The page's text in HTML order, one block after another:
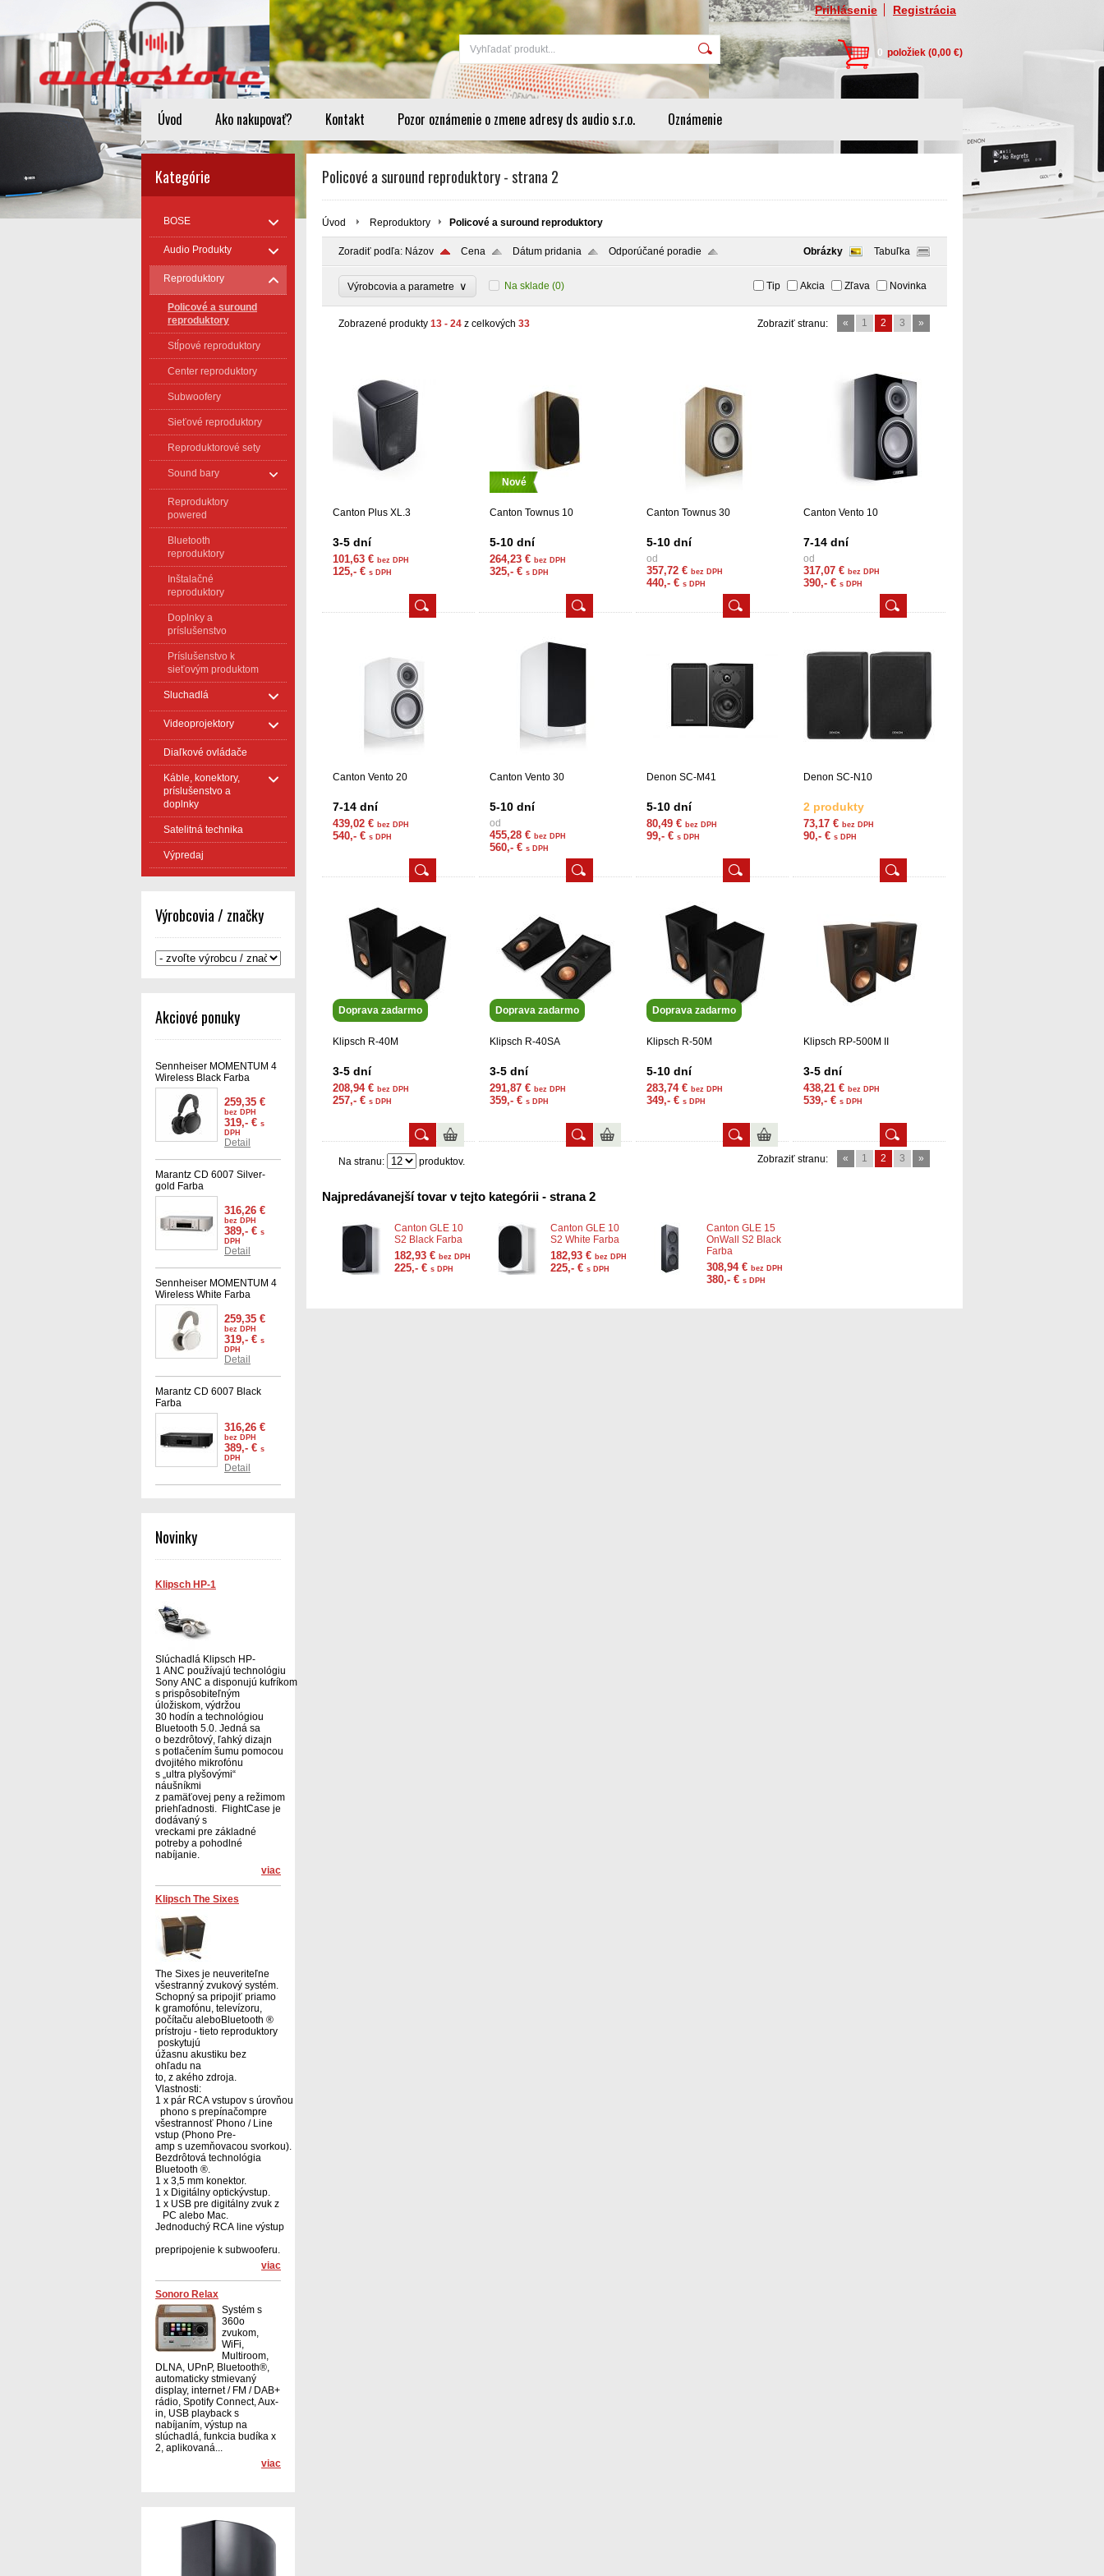
Prihlásenie Registrácia
0 položiek (0,00 €)
Úvod Ako nakupovať? Kontakt Pozor oznámenie o zmene adresy ds audio s.r.o. Oznámenie
Kategórie
BOSE
Audio Produkty
Reproduktory
Policové a suround
reproduktory
Stĺpové reproduktory
Center reproduktory
Subwoofery
Sieťové reproduktory
Reproduktorové sety
Sound bary
Reproduktory
powered
Bluetooth
reproduktory
Inštalačné
reproduktory
Doplnky a
príslušenstvo
Príslušenstvo k
sieťovým produktom
Sluchadlá
Videoprojektory
Diaľkové ovládače
Káble, konektory,
príslušenstvo a
doplnky
Satelitná technika
Výpredaj
Výrobcovia / značky
Akciové ponuky
Sennheiser MOMENTUM 4
Wireless Black Farba
259,35 €
bez DPH
319,- € s
DPH
Detail
Marantz CD 6007 Silver-
gold Farba
316,26 €
bez DPH
389,- € s
DPH
Detail
Sennheiser MOMENTUM 4
Wireless White Farba
259,35 €
bez DPH
319,- € s
DPH
Detail
Marantz CD 6007 Black
Farba
316,26 €
bez DPH
389,- € s
DPH
Detail
Novinky
Klipsch HP-1
Slúchadlá Klipsch HP-
1 ANC používajú technológiu
Sony ANC a disponujú kufríkom
s prispôsobiteľným
úložiskom, výdržou
30 hodín a technológiou
Bluetooth 5.0. Jedná sa
o bezdrôtový, ľahký dizajn
s potlačením šumu pomocou
dvojitého mikrofónu
s „ultra plyšovými“
náušníkmi
z pamäťovej peny a režimom
priehľadnosti. FlightCase je
dodávaný s
vreckami pre základné
potreby a pohodlné
nabíjanie.
viac
Klipsch The Sixes
The Sixes je neuveriteľne
všestranný zvukový systém.
Schopný sa pripojiť priamo
k gramofónu, televízoru,
počítaču aleboBluetooth ®
prístroju - tieto reproduktory
poskytujú
úžasnu akustiku bez
ohľadu na
to, z akého zdroja.
Vlastnosti:
1 x pár RCA vstupov s úrovňou
phono s prepínačompre
všestrannosť Phono / Line
vstup (Phono Pre-
amp s uzemňovacou svorkou).
Bezdrôtová technológia
Bluetooth ®.
1 x 3,5 mm konektor.
1 x Digitálny optickývstup.
1 x USB pre digitálny zvuk z
PC alebo Mac.
Jednoduchý RCA line výstup
prepripojenie k subwooferu.
viac
Sonoro Relax
Systém s
360o
zvukom,
WiFi,
Multiroom,
DLNA, UPnP, Bluetooth®,
automaticky stmievaný
display, internet / FM / DAB+
rádio, Spotify Connect, Aux-
in, USB playback s
nabíjaním, výstup na
slúchadlá, funkcia budíka x
2, aplikovaná...
viac
Policové a suround reproduktory - strana 2
Úvod Reproduktory Policové a suround reproduktory
Zoradiť podľa: Názov Cena Dátum pridania Odporúčané poradie Obrázky Tabuľka
Výrobcovia a parametre ∨ Na sklade (0) Tip Akcia Zľava Novinka
Zobrazené produkty 13 - 24 z celkových 33 Zobraziť stranu: « 1 2 3 »
Canton Plus XL.3
3-5 dní
101,63 € bez DPH
125,- € s DPH
Nové
Canton Townus 10
5-10 dní
264,23 € bez DPH
325,- € s DPH
Canton Townus 30
5-10 dní
od
357,72 € bez DPH
440,- € s DPH
Canton Vento 10
7-14 dní
od
317,07 € bez DPH
390,- € s DPH
Canton Vento 20
7-14 dní
439,02 € bez DPH
540,- € s DPH
Canton Vento 30
5-10 dní
od
455,28 € bez DPH
560,- € s DPH
Denon SC-M41
5-10 dní
80,49 € bez DPH
99,- € s DPH
Denon SC-N10
2 produkty
73,17 € bez DPH
90,- € s DPH
Doprava zadarmo
Klipsch R-40M
3-5 dní
208,94 € bez DPH
257,- € s DPH
Doprava zadarmo
Klipsch R-40SA
3-5 dní
291,87 € bez DPH
359,- € s DPH
Doprava zadarmo
Klipsch R-50M
5-10 dní
283,74 € bez DPH
349,- € s DPH
Klipsch RP-500M II
3-5 dní
438,21 € bez DPH
539,- € s DPH
Na stranu: produktov. Zobraziť stranu: « 1 2 3 »
Najpredávanejší tovar v tejto kategórii - strana 2
Canton GLE 10
S2 Black Farba
182,93 € bez DPH
225,- € s DPH
Canton GLE 10
S2 White Farba
182,93 € bez DPH
225,- € s DPH
Canton GLE 15
OnWall S2 Black
Farba
308,94 € bez DPH
380,- € s DPH